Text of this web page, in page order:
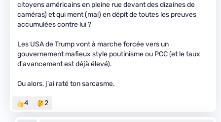
citoyens américains en pleine rue devant des dizaines de
caméras) et qui ment (mal) en dépit de toutes les preuves
accumulées contre lui ?
Les USA de Trump vont à marche forcée vers un
gouvernement mafieux style poutinisme ou PCC (et le taux
d'avancement est déjà élevé).
Ou alors, j'ai raté ton sarcasme.
4 2